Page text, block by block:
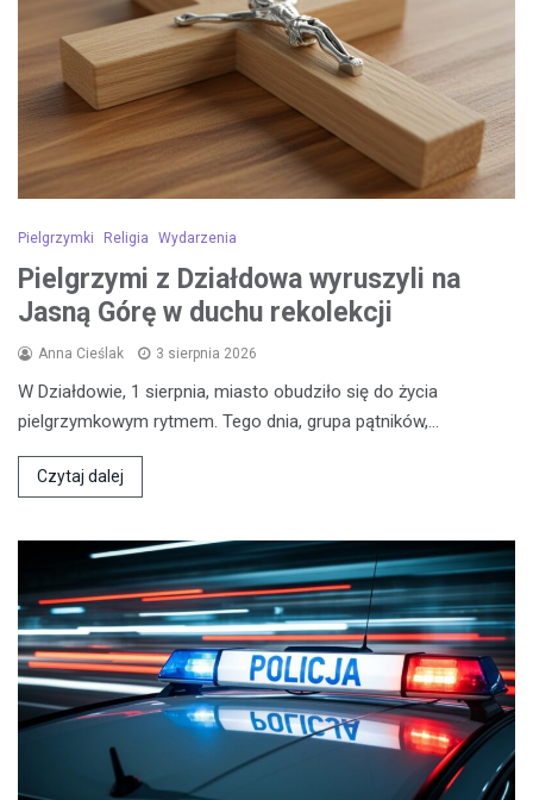
Pielgrzymki Religia Wydarzenia
Pielgrzymi z Działdowa wyruszyli na
Jasną Górę w duchu rekolekcji
Anna Cieślak 3 sierpnia 2026
W Działdowie, 1 sierpnia, miasto obudziło się do życia
pielgrzymkowym rytmem. Tego dnia, grupa pątników,…
Czytaj dalej